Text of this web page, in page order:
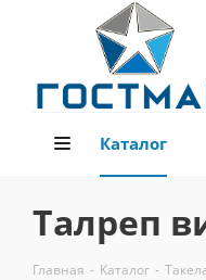
Каталог
Талреп
Главная - Каталог -